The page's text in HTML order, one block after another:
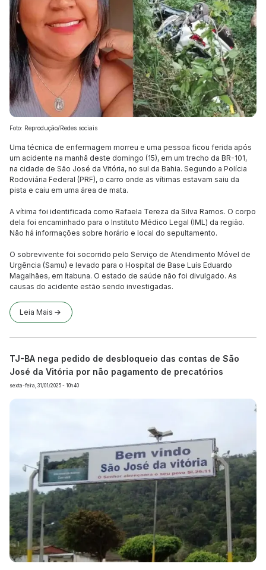
Foto: Reprodução/Redes sociais
Uma técnica de enfermagem morreu e uma pessoa ficou ferida após
um acidente na manhã deste domingo (15), em um trecho da BR-101,
na cidade de São José da Vitória, no sul da Bahia. Segundo a Polícia
Rodoviária Federal (PRF), o carro onde as vítimas estavam saiu da
pista e caiu em uma área de mata.
A vítima foi identificada como Rafaela Tereza da Silva Ramos. O corpo
dela foi encaminhado para o Instituto Médico Legal (IML) da região.
Não há informações sobre horário e local do sepultamento.
O sobrevivente foi socorrido pelo Serviço de Atendimento Móvel de
Urgência (Samu) e levado para o Hospital de Base Luís Eduardo
Magalhães, em Itabuna. O estado de saúde não foi divulgado. As
causas do acidente estão sendo investigadas.
Leia Mais
TJ-BA nega pedido de desbloqueio das contas de São
José da Vitória por não pagamento de precatórios
sexta-feira, 31/01/2025 - 10h40